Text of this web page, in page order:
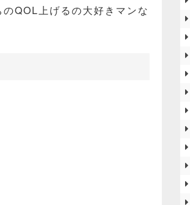
QOL上げるの大好きマンな